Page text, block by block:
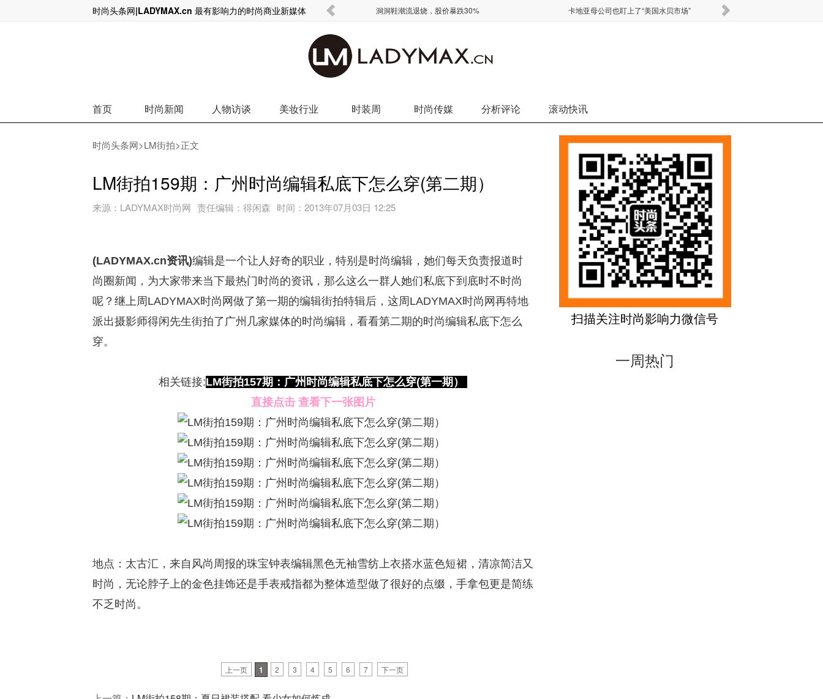
时尚头条网|LADYMAX.cn 最有影响力的时尚商业新媒体
爱马仕家族最大个人股东出局，140亿欧元没了 洞洞鞋潮流退烧，股价暴跌30% 卡地亚母公司也盯上了“美国水贝市场”
首页 时尚新闻 人物访谈 美妆行业 时装周 时尚传媒 分析评论 滚动快讯
时尚头条网>LM街拍>正文
LM街拍159期：广州时尚编辑私底下怎么穿(第二期）
来源： LADYMAX时尚网 责任编辑： 得闲森 时间： 2013年07月03日 12:25
(LADYMAX.cn资讯)编辑是一个让人好奇的职业，特别是时尚编辑，她们每天负责报道时
尚圈新闻，为大家带来当下最热门时尚的资讯，那么这么一群人她们私底下到底时不时尚
呢？继上周LADYMAX时尚网做了第一期的编辑街拍特辑后，这周LADYMAX时尚网再特地
派出摄影师得闲先生街拍了广州几家媒体的时尚编辑，看看第二期的时尚编辑私底下怎么
穿。
相关链接:LM街拍157期：广州时尚编辑私底下怎么穿(第一期）
直接点击 查看下一张图片
地点：太古汇，来自风尚周报的珠宝钟表编辑黑色无袖雪纺上衣搭水蓝色短裙，清凉简洁又
时尚，无论脖子上的金色挂饰还是手表戒指都为整体造型做了很好的点缀，手拿包更是简练
不乏时尚。
上一页 1 2 3 4 5 6 7 下一页
扫描关注时尚影响力微信号
一周热门